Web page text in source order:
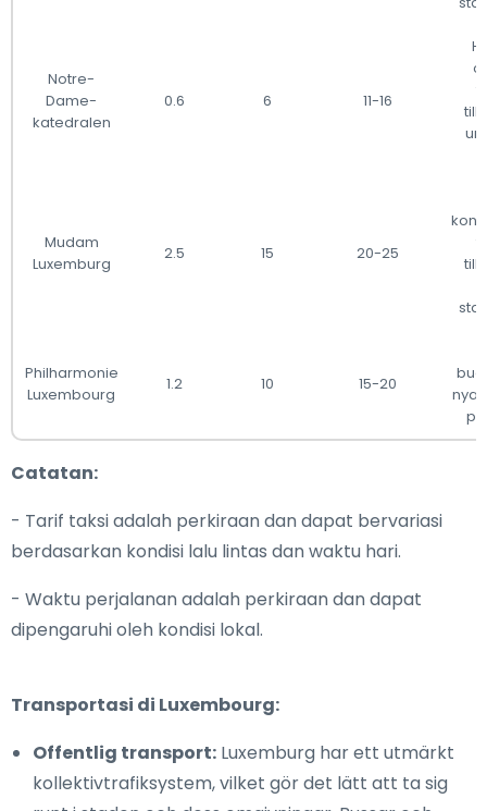
Notre-
Dame-
katedralen
0.6 6 11-16
Mudam
Luxemburg
2.5 15 20-25
Philharmonie
Luxembourg
1.2 10 15-20
Catatan:
- Tarif taksi adalah perkiraan dan dapat bervariasi
berdasarkan kondisi lalu lintas dan waktu hari.
- Waktu perjalanan adalah perkiraan dan dapat
dipengaruhi oleh kondisi lokal.
Transportasi di Luxembourg:
Offentlig transport: Luxemburg har ett utmärkt
kollektivtrafiksystem, vilket gör det lätt att ta sig